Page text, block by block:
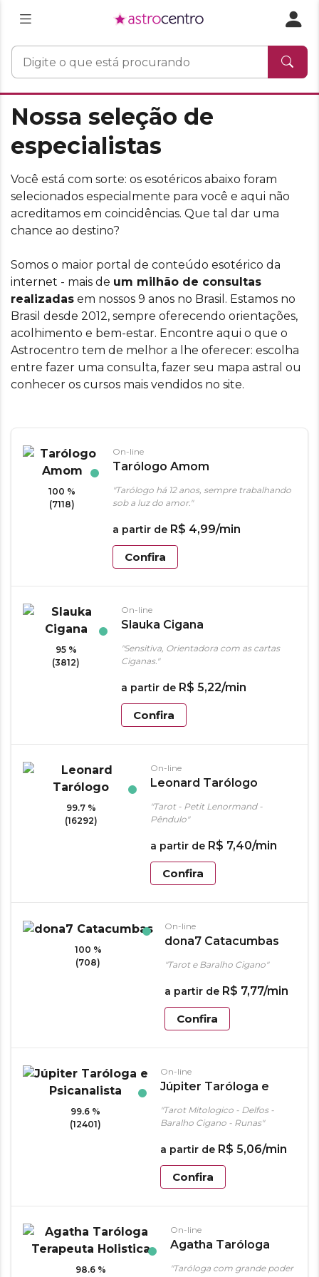
Nossa seleção de
especialistas
Você está com sorte: os esotéricos abaixo foram
selecionados especialmente para você e aqui não
acreditamos em coincidências. Que tal dar uma
chance ao destino?
Somos o maior portal de conteúdo esotérico da
internet - mais de um milhão de consultas
realizadas em nossos 9 anos no Brasil. Estamos no
Brasil desde 2012, sempre oferecendo orientações,
acolhimento e bem-estar. Encontre aqui o que o
Astrocentro tem de melhor a lhe oferecer: escolha
entre fazer uma consulta, fazer seu mapa astral ou
conhecer os cursos mais vendidos no site.
100 %
(7118)
On-line
Tarólogo Amom
"Tarólogo há 12 anos, sempre trabalhando
sob a luz do amor."
a partir de R$ 4,99/min
Confira
95 %
(3812)
On-line
Slauka Cigana
"Sensitiva, Orientadora com as cartas
Ciganas."
a partir de R$ 5,22/min
Confira
99.7 %
(16292)
On-line
Leonard Tarólogo
"Tarot - Petit Lenormand -
Pêndulo"
a partir de R$ 7,40/min
Confira
100 %
(708)
On-line
dona7 Catacumbas
"Tarot e Baralho Cigano"
a partir de R$ 7,77/min
Confira
99.6 %
(12401)
On-line
Júpiter Taróloga e
Psicanalista
"Tarot Mitologico - Delfos -
Baralho Cigano - Runas"
a partir de R$ 5,06/min
Confira
98.6 %
On-line
Agatha Taróloga
Terapeuta Holistica
"Taróloga com grande poder